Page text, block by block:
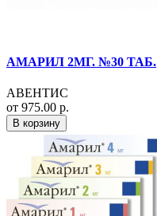
АМАРИЛ 2МГ. №30 ТАБ.
АВЕНТИС
от 975.00 р.
В корзину